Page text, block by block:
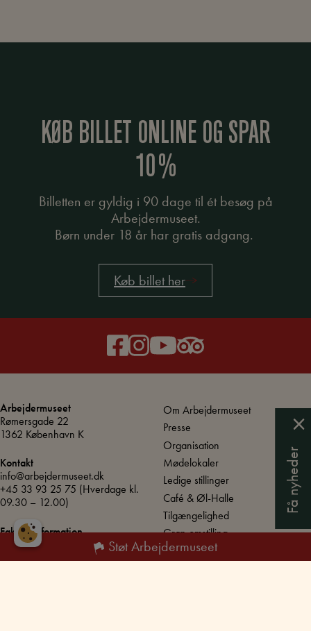
KØB BILLET ONLINE OG SPAR
10%
Billetten er gyldig i 90 dage til ét besøg på
Arbejdermuseet.
Børn under 18 år har gratis adgang.
Køb billet her
Arbejdermuseet
Rømersgade 22
1362 København K
Kontakt
info@arbejdermuseet.dk
+45 33 93 25 75 (Hverdage kl.
09.30 – 12.00)
Fakturainformation
SE / CVR: DK72867211
Om Arbejdermuseet
Presse
Organisation
Mødelokaler
Ledige stillinger
Café & Øl-Halle
Tilgængelighed
Grøn omstilling
Støt Arbejdermuseet
Få nyheder